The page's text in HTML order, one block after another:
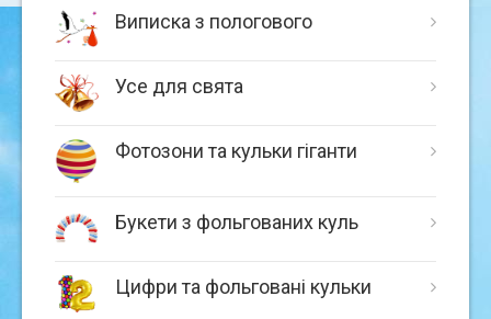
Виписка з пологового
Усе для свята
Фотозони та кульки гіганти
Букети з фольгованих куль
Цифри та фольговані кульки